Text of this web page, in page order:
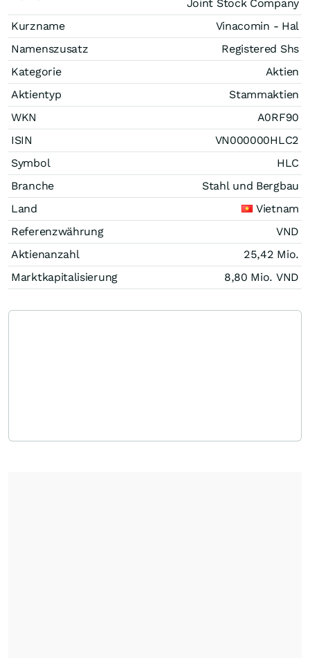
Joint Stock Company
Kurzname
Vinacomin - Hal
Namenszusatz
Registered Shs
Kategorie
Aktien
Aktientyp
Stammaktien
WKN
A0RF90
ISIN
VN000000HLC2
Symbol
HLC
Branche
Stahl und Bergbau
Land
Vietnam
Referenzwährung
VND
Aktienanzahl
25,42 Mio.
Marktkapitalisierung
8,80 Mio. VND